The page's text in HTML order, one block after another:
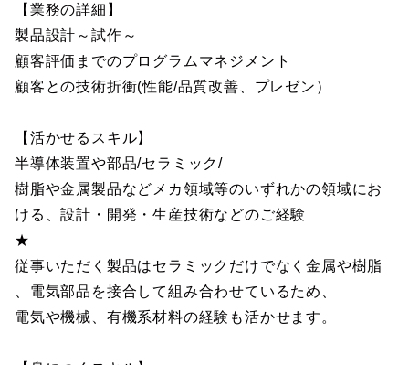
【業務の詳細】
製品設計～試作～
顧客評価までのプログラムマネジメント
顧客との技術折衝(性能/品質改善、プレゼン）
【活かせるスキル】
半導体装置や部品/セラミック/
樹脂や金属製品などメカ領域等のいずれかの領域にお
ける、設計・開発・生産技術などのご経験
★
従事いただく製品はセラミックだけでなく金属や樹脂
、電気部品を接合して組み合わせているため、
電気や機械、有機系材料の経験も活かせます。